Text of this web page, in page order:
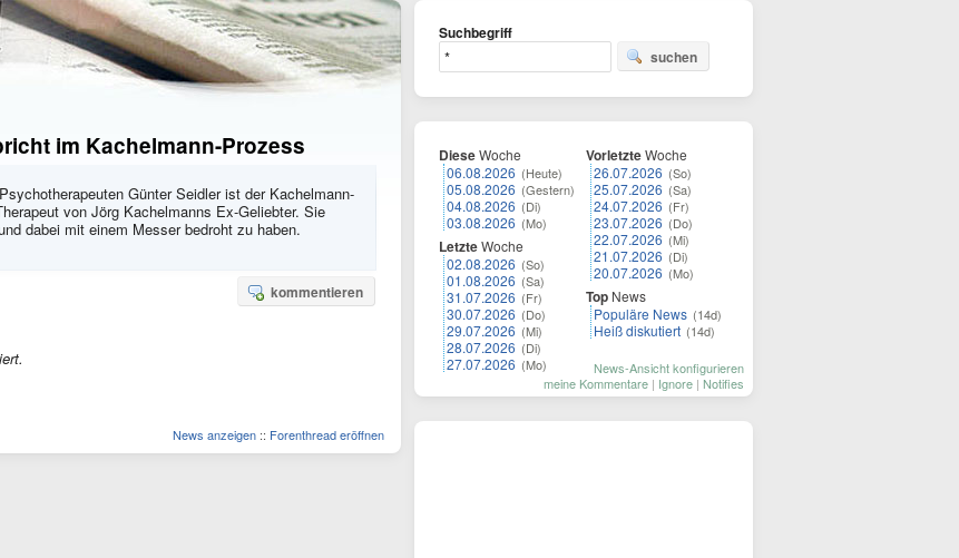
im Kachelmann-Prozess
Günter Seidler ist der Kachelmann-
von Jörg Kachelmanns Ex-Geliebter. Sie
dabei mit einem Messer bedroht zu haben.
kommentieren
News anzeigen :: Forenthread eröffnen
Suchbegriff
suchen
DieseWoche
06.08.2026 (Heute)
05.08.2026 (Gestern)
04.08.2026 (Di)
03.08.2026 (Mo)
LetzteWoche
02.08.2026 (So)
01.08.2026 (Sa)
31.07.2026 (Fr)
30.07.2026 (Do)
29.07.2026 (Mi)
28.07.2026 (Di)
27.07.2026 (Mo)
VorletzteWoche
26.07.2026 (So)
25.07.2026 (Sa)
24.07.2026 (Fr)
23.07.2026 (Do)
22.07.2026 (Mi)
21.07.2026 (Di)
20.07.2026 (Mo)
Top News
Populäre News (14d)
Heiß diskutiert (14d)
News-Ansicht konfigurieren
meine Kommentare | Ignore | Notifies